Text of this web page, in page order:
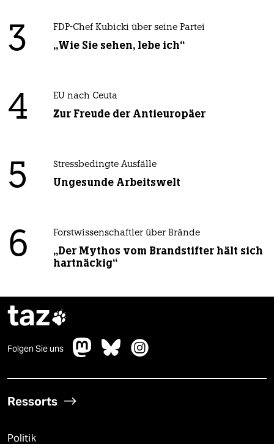
3 FDP-Chef Kubicki über seine Partei
„Wie Sie sehen, lebe ich“
4 EU nach Ceuta
Zur Freude der Antieuropäer
5 Stressbedingte Ausfälle
Ungesunde Arbeitswelt
6 Forstwissenschaftler über Brände
„Der Mythos vom Brandstifter hält sich
hartnäckig“
taz
Folgen Sie uns
Ressorts
Politik